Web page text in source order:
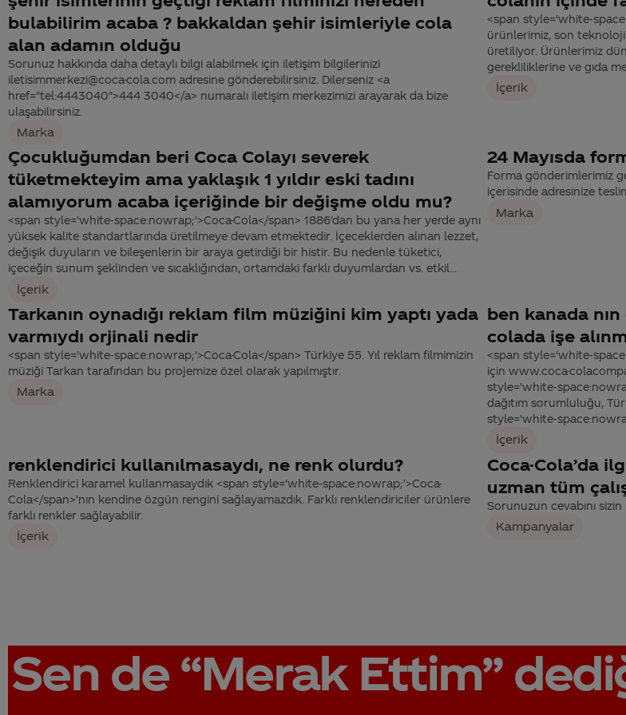
bulabilirim acaba ? bakkaldan şehir isimleriyle cola
alan adamın olduğu
Sorunuz hakkında daha detaylı bilgi alabilmek için iletişim bilgilerinizi
iletisimmerkezi@coca-cola.com adresine gönderebilirsiniz. Dilerseniz <a
href="tel:4443040">444 3040</a> numaralı iletişim merkezimizi arayarak da bize
ulaşabilirsiniz.
Marka
<span style='white-
ürünlerimiz, son
üretiliyor. Ürünlerimiz
gerekliliklerine ve gıda
İçerik
Çocukluğumdan beri Coca Colayı severek
tüketmekteyim ama yaklaşık 1 yıldır eski tadını
alamıyorum acaba içeriğinde bir değişme oldu mu?
<span style='white-space:nowrap;'>Coca-Cola</span> 1886’dan bu yana her yerde aynı
yüksek kalite standartlarında üretilmeye devam etmektedir. İçeceklerden alınan lezzet,
değişik duyuların ve bileşenlerin bir araya getirdiği bir histir. Bu nedenle tüketici,
içeceğin sunum şeklinden ve sıcaklığından, ortamdaki farklı duyumlardan vs. etkil...
İçerik
24 Mayısda
Forma gönderimlerimiz
içerisinde adresinize
Marka
Tarkanın oynadığı reklam film müziğini kim yaptı yada
varmıydı orjinali nedir
<span style='white-space:nowrap;'>Coca-Cola</span> Türkiye 55. Yıl reklam filmimizin
müziği Tarkan tarafından bu projemize özel olarak yapılmıştır.
Marka
ben kanada nın
colada işe
<span style='white-
için www.coca-
style='white-
dağıtım sorumluluğu,
style='white-
İçerik
renklendirici kullanılmasaydı, ne renk olurdu?
Renklendirici karamel kullanmasaydık <span style='white-space:nowrap;'>Coca-
Cola</span>’nın kendine özgün rengini sağlayamazdık. Farklı renklendiriciler ürünlere
farklı renkler sağlayabilir.
İçerik
Coca-Cola’da
uzman tüm
Sorunuzun cevabını
Kampanyalar
Sen de “Merak Ettim”